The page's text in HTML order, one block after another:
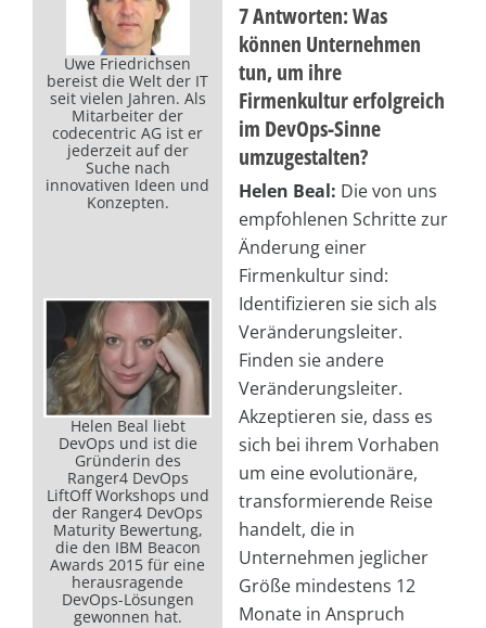
Uwe Friedrichsen
bereist die Welt der IT
seit vielen Jahren. Als
Mitarbeiter der
codecentric AG ist er
jederzeit auf der
Suche nach
innovativen Ideen und
Konzepten.
Helen Beal liebt
DevOps und ist die
Gründerin des
Ranger4 DevOps
LiftOff Workshops und
der Ranger4 DevOps
Maturity Bewertung,
die den IBM Beacon
Awards 2015 für eine
herausragende
DevOps-Lösungen
gewonnen hat.
7 Antworten: Was
können Unternehmen
tun, um ihre
Firmenkultur erfolgreich
im DevOps-Sinne
umzugestalten?
Helen Beal: Die von uns
empfohlenen Schritte zur
Änderung einer
Firmenkultur sind:
Identifizieren sie sich als
Veränderungsleiter.
Finden sie andere
Veränderungsleiter.
Akzeptieren sie, dass es
sich bei ihrem Vorhaben
um eine evolutionäre,
transformierende Reise
handelt, die in
Unternehmen jeglicher
Größe mindestens 12
Monate in Anspruch